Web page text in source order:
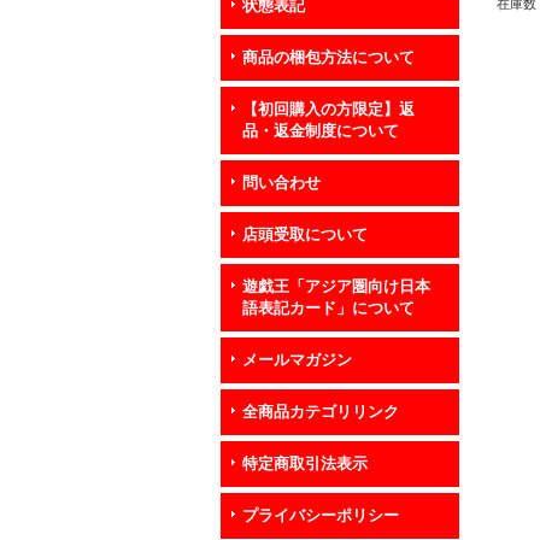
状態表記
商品の梱包方法について
【初回購入の方限定】返
品・返金制度について
問い合わせ
店頭受取について
遊戯王「アジア圏向け日本
語表記カード」について
メールマガジン
全商品カテゴリリンク
特定商取引法表示
プライバシーポリシー
在庫数